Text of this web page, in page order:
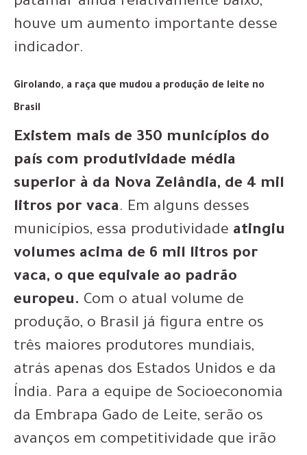
houve um aumento importante desse
indicador.
Girolando, a raça que mudou a produção de leite no
Brasil
Existem mais de 350 municípios do
país com produtividade média
superior à da Nova Zelândia, de 4 mil
litros por vaca. Em alguns desses
municípios, essa produtividade atingiu
volumes acima de 6 mil litros por
vaca, o que equivale ao padrão
europeu. Com o atual volume de
produção, o Brasil já figura entre os
três maiores produtores mundiais,
atrás apenas dos Estados Unidos e da
Índia. Para a equipe de Socioeconomia
da Embrapa Gado de Leite, serão os
avanços em competitividade que irão